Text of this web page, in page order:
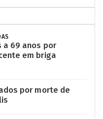
a 69 anos por
em briga
por morte de